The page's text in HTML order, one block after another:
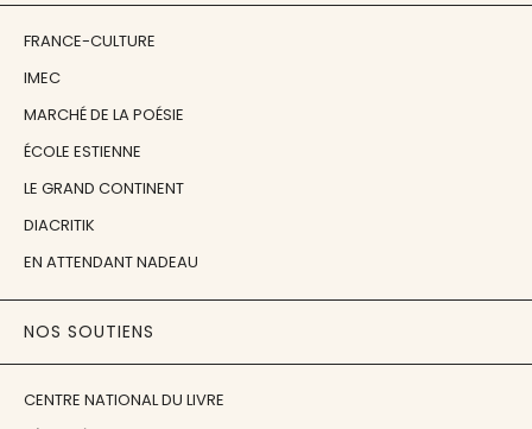
FRANCE-CULTURE
IMEC
MARCHÉ DE LA POÉSIE
ÉCOLE ESTIENNE
LE GRAND CONTINENT
DIACRITIK
EN ATTENDANT NADEAU
NOS SOUTIENS
CENTRE NATIONAL DU LIVRE